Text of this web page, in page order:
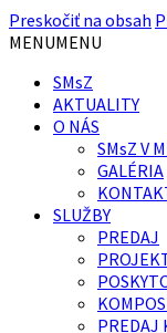
Preskočiť na obsah
MENUMENU
SMsZ
AKTUALITY
O NÁS
SMsZ V
GALÉRIA
SLUŽBY
PREDAJ
PREDAJ